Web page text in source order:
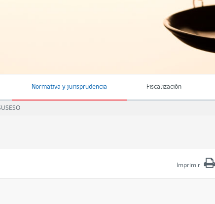
Normativa y jurisprudencia Fiscalización
Imprimir